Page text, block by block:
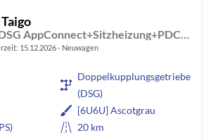
Trend 115PS DSG AppConnect+Sitzheizung+PDC+Alu16+LED+DAB+FrontAssist
15.12.2026 Neuwagen
Doppelkupplungsgetriebe
(DSG)
[6U6U] Ascotgrau
20 km